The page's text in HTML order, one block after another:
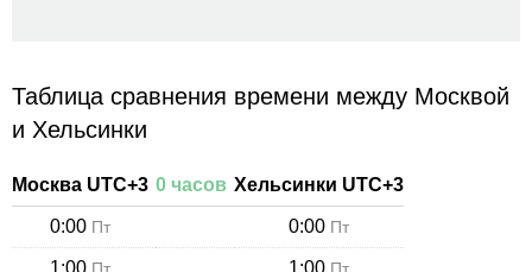
Таблица сравнения времени между Москвой
и Хельсинки
Москва UTC+3 0 часов Хельсинки UTC+3
0:00 Пт 0:00 Пт